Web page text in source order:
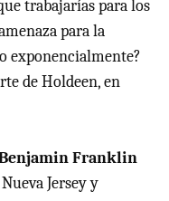
trabajarías para los
para la
exponencialmente?
de Holdeen, en
Franklin
Jersey y